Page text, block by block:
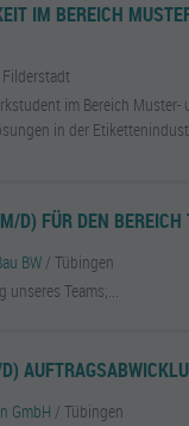
IM BEREICH
im Bereich
in der
D) FÜR DEN BEREICH
BW / Tübingen
unseres Teams;...
GmbH / Tübingen